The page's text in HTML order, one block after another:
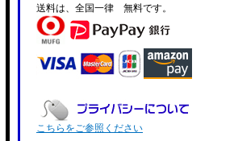
送料は、全国一律 無料です。
こちらをご参照ください